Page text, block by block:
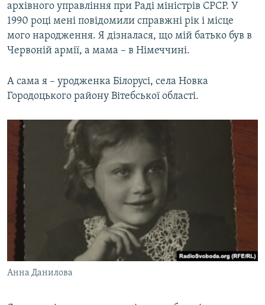
архівного управління при Раді міністрів СРСР. У
1990 році мені повідомили справжні рік і місце
мого народження. Я дізналася, що мій батько був в
Червоній армії, а мама – в Німеччині.
А сама я – уродженка Білорусі, села Новка
Городоцького району Вітебської області.
Анна Данилова